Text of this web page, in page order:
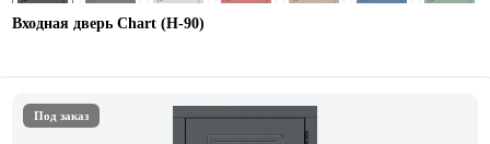
Входная дверь Chart (Н-90)
Под заказ